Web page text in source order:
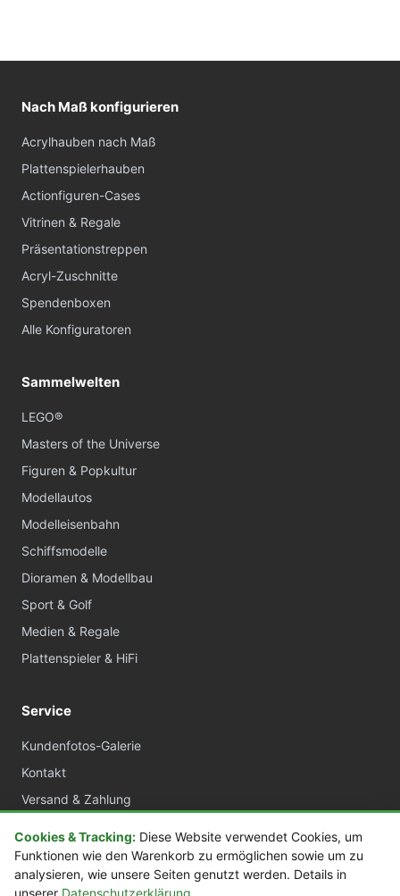
Nach Maß konfigurieren
Acrylhauben nach Maß
Plattenspielerhauben
Actionfiguren-Cases
Vitrinen & Regale
Präsentationstreppen
Acryl-Zuschnitte
Spendenboxen
Alle Konfiguratoren
Sammelwelten
LEGO®
Masters of the Universe
Figuren & Popkultur
Modellautos
Modelleisenbahn
Schiffsmodelle
Dioramen & Modellbau
Sport & Golf
Medien & Regale
Plattenspieler & HiFi
Service
Kundenfotos-Galerie
Kontakt
Versand & Zahlung
Widerrufsrecht
Datenschutz
Cookies & Tracking: Diese Website verwendet Cookies, um
Funktionen wie den Warenkorb zu ermöglichen sowie um zu
analysieren, wie unsere Seiten genutzt werden. Details in
unserer Datenschutzerklärung